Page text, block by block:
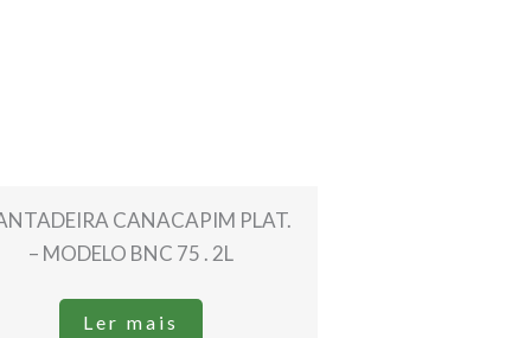
CANACAPIM PLAT.
– MODELO BNC 75 . 2L
Ler mais